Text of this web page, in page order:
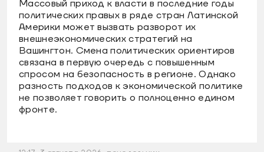
Массовый приход к власти в последние годы
политических правых в ряде стран Латинской
Америки может вызвать разворот их
внешнеэкономических стратегий на
Вашингтон. Смена политических ориентиров
связана в первую очередь с повышенным
спросом на безопасность в регионе. Однако
разность подходов к экономической политике
не позволяет говорить о полноценно едином
фронте.